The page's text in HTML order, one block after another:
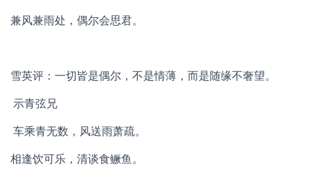
兼风兼雨处，偶尔会思君。
雪英评：一切皆是偶尔，不是情薄，而是随缘不奢望。
示青弦兄
车乘青无数，风送雨萧疏。
相逢饮可乐，清谈食鳜鱼。